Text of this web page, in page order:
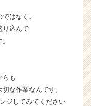
はなく、
り込んで
らも
な作業なんです。
ジしてみてください